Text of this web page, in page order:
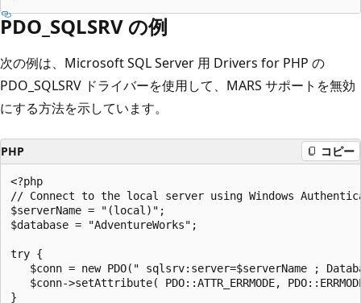
PDO_SQLSRV の例
次の例は、Microsoft SQL Server 用 Drivers for PHP の
PDO_SQLSRV ドライバーを使用して、MARS サポートを無効
にする方法を示しています。
PHP コピー
<?php
// Connect to the local server using Windows
$serverName = "(local)";
$database = "AdventureWorks";
try {
$conn = new PDO(" sqlsrv:server=$serverName ;
$conn->setAttribute( PDO::ATTR_ERRMODE,
}